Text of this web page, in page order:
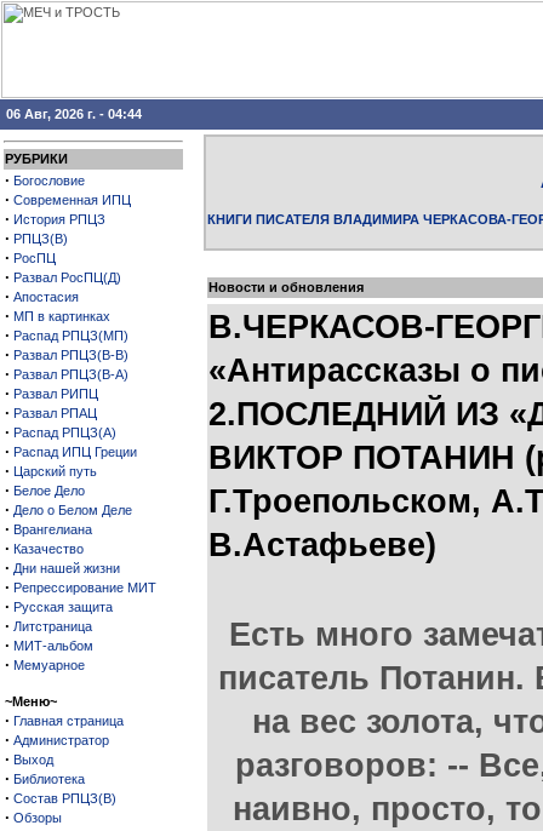
06 Авг, 2026 г. - 04:44
РУБРИКИ
· Богословие
· Современная ИПЦ
· История РПЦЗ
· РПЦЗ(В)
· РосПЦ
· Развал РосПЦ(Д)
· Апостасия
· МП в картинках
· Распад РПЦЗ(МП)
· Развал РПЦЗ(В-В)
· Развал РПЦЗ(В-А)
· Развал РИПЦ
· Развал РПАЦ
· Распад РПЦЗ(А)
· Распад ИПЦ Греции
· Царский путь
· Белое Дело
· Дело о Белом Деле
· Врангелиана
· Казачество
· Дни нашей жизни
· Репрессирование МИТ
· Русская защита
· Литстраница
· МИТ-альбом
· Мемуарное
~Меню~
· Главная страница
· Администратор
· Выход
· Библиотека
· Состав РПЦЗ(В)
· Обзоры
КНИГИ ПИСАТЕЛЯ ВЛАДИМИРА ЧЕРКАСОВА-
Новости и обновления
В.ЧЕРКАСОВ-
«Антирассказы о
2.ПОСЛЕДНИЙ ИЗ
ВИКТОР ПОТАНИН
Г.Троепольском,
В.Астафьеве)
Есть много
писатель
на вес золота,
разговоров: --
наивно, просто,